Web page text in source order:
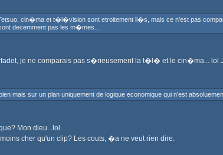
cin�ma et t�l�vision sont etroitement li�s, mais ce n'est pas
decemment pas les m�mes...
je ne comparais pas s�rieusement la t�l� et le cin�ma... lol
mais sur un plan uniquement de logique economique qui n'est
Mon dieu...lol
cher qu'un clip? Les couts, �a ne veut rien dire.